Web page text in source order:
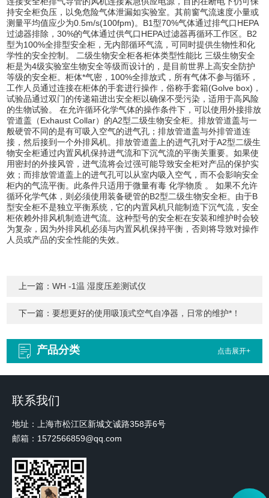
持安全柜负压，以免危险气体泄漏如实验室。其前窗气流速度小量或
测量平均值应少为0.5m/s(100fpm)。B1型70%气体通过排气口HEPA
过滤器排除，30%的气体通过供气口HEPA过滤器再循环工作区。B2
型为100%全排型安全柜，无内部循环气流，可同时提供生物性和化
学性的安全控制。 二级生物安全柜各柜体类型性能比 三级生物安全
柜是为4级实验室生物安全等级而设计的，是目前世界上高安全防护
等级的安全柜。柜体*气密，100%全排放式，所有气体不参与循环，
工作人员通过连接在柜体的手套进行操作，俗称手套箱(Golve box)，
试验品通过双门的传递箱进出安全柜以确保不受污染，适用于高风险
的生物试验。 在允许循环化学气体的操作条件下，可以使用外接排放
管道盖（Exhaust Collar）的A2型二级生物安全柜。排放管道盖与一
般硬管不同的是有可吸入空气的进气孔；排放管道盖与外排管道连
接，然后接到一个外排风机。排放管道盖上的进气孔对于A2型二级生
物安全柜通过内置风机保持进气流和下沉气流的平衡关重要。如果使
用密封的外接风管，进气流将会过强可能导致安全柜对产品的保护实
效；而排放管道盖上的进气孔可以从室内吸入空气，而不会影响安全
柜内的气流平衡。此条件只适用于微量有毒化学物质 。 如果不允许
循环化学气体，则必须使用装备硬管的B2型二级生物安全柜。由于B
型安全柜不是独立平衡系统，它的内置风机只能制造下沉气流，安全
柜依赖外排风机制造进气流。这种型号的安全柜在安装和维护时会较
为复杂，因为外排风机必须与内置风机保持平衡，否则将导致对操作
人员或产品的安全性能的失效。
上一篇：WH -1温 湿度压差测试仪
下一篇：要想更好的使用吸顶式空气自净器，日常的维护*！
产品分类 点击展开+
联系我们
地址：上海市松江区新城文诚路358弄6号
邮箱：1572566859@qq.com